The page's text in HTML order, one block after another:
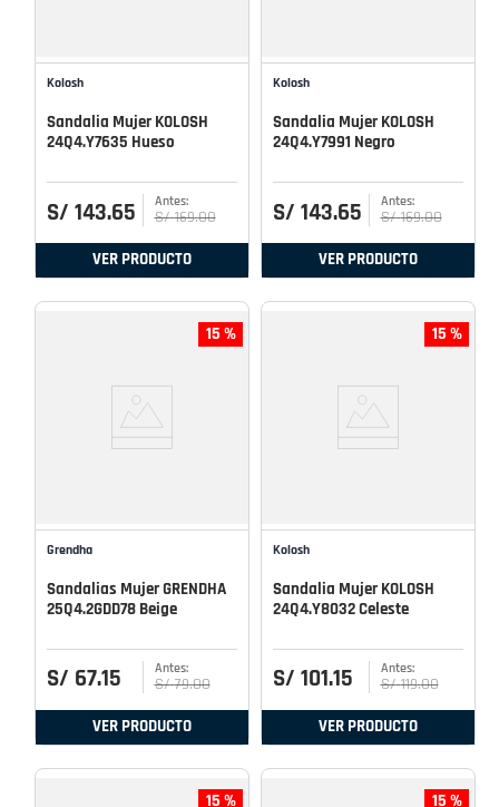
Kolosh
Sandalia Mujer KOLOSH
24Q4.Y7635 Hueso
S/ 143.65 S/ 169.00
VER PRODUCTO
Kolosh
Sandalia Mujer KOLOSH
24Q4.Y7991 Negro
S/ 143.65 S/ 169.00
VER PRODUCTO
15 %
Grendha
Sandalias Mujer GRENDHA
25Q4.2GDD78 Beige
S/ 67.15 S/ 79.00
VER PRODUCTO
15 %
Kolosh
Sandalia Mujer KOLOSH
24Q4.Y8032 Celeste
S/ 101.15 S/ 119.00
VER PRODUCTO
15 % 15 %